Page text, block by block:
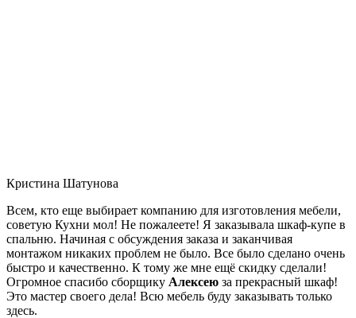
Кристина Шатунова
Всем, кто еще выбирает компанию для изготовления мебели,
советую Кухни мол! Не пожалеете! Я заказывала шкаф-купе в
спальню. Начиная с обсуждения заказа и заканчивая
монтажом никаких проблем не было. Все было сделано очень
быстро и качественно. К тому же мне ещё скидку сделали!
Огромное спасибо сборщику Алексею за прекрасный шкаф!
Это мастер своего дела! Всю мебель буду заказывать только
здесь.